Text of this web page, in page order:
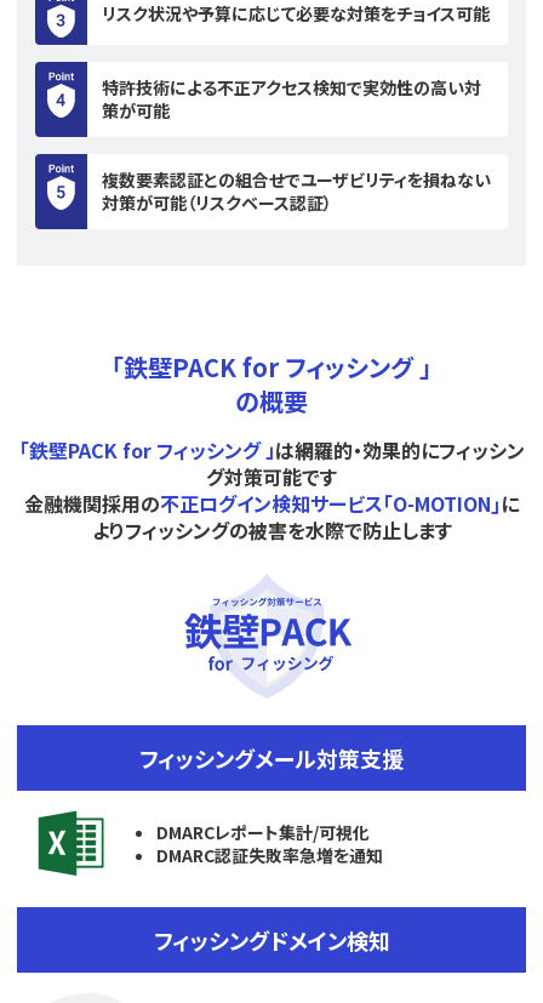
リスク状況や予算に応じて必要な対策をチョイス可能
特許技術による不正アクセス検知で実効性の高い対
策が可能
複数要素認証との組合せでユーザビリティを損ねない
対策が可能（リスクベース認証）
「鉄壁PACK for フィッシング 」
の概要
｢鉄壁PACK for フィッシング 」は網羅的・効果的にフィッシン
グ対策可能です
金融機関採用の不正ログイン検知サービス｢O-MOTION｣に
よりフィッシングの被害を水際で防止します
フィッシングメール対策支援
DMARCレポート集計/可視化
DMARC認証失敗率急増を通知
フィッシングドメイン検知